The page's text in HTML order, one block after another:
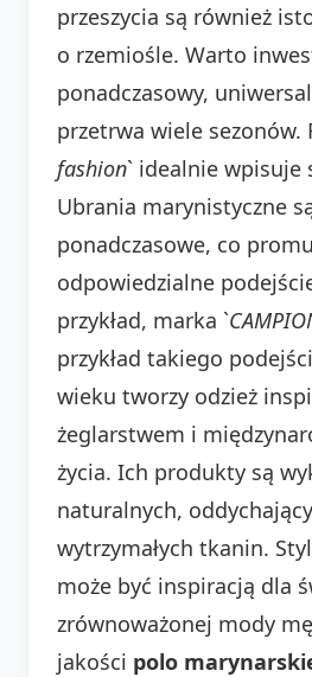
przeszycia są również
o rzemiośle. Warto
ponadczasowy,
przetrwa wiele sezonów.
fashion` idealnie wpisuje
Ubrania marynistyczne
ponadczasowe, co
odpowiedzialne
przykład, marka `
przykład takiego
wieku tworzy odzież
żeglarstwem i
życia. Ich produkty są
naturalnych,
wytrzymałych tkanin.
może być inspiracją dla
zrównoważonej mody
jakości polo